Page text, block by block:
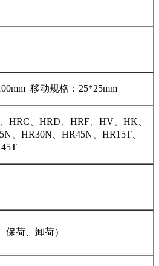
移动规格：25*25mm
HRC、HRD、HRF、HV、HK、
、HR30N、HR45N、HR15T、
保荷、卸荷）